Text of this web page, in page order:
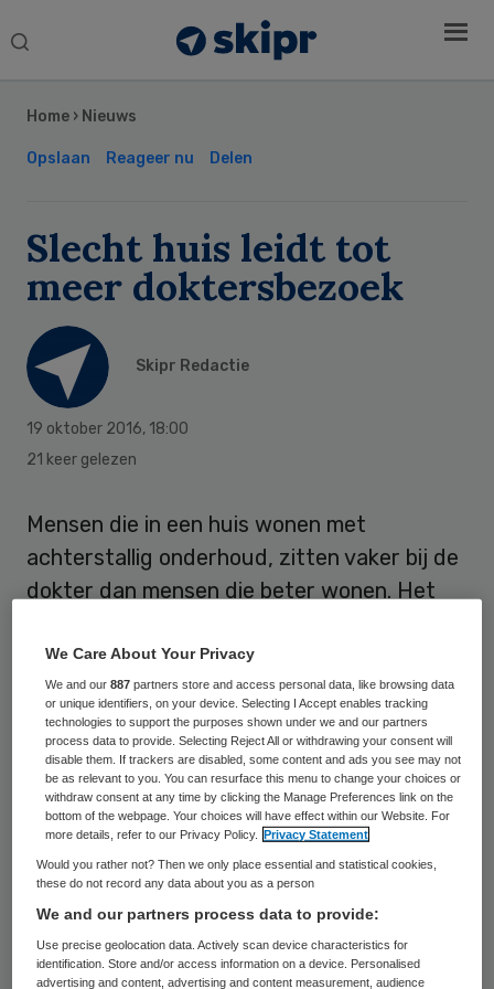
Search
Home › Nieuws
Opslaan Reageer nu Delen
Slecht huis leidt tot
meer doktersbezoek
Skipr Redactie
19 oktober 2016, 18:00
21 keer gelezen
Mensen die in een huis wonen met
achterstallig onderhoud, zitten vaker bij de
dokter dan mensen die beter wonen. Het
groep 10 tot 15 procent hoger.
Bij vrouwen en ouderen leidt een huis met
bijvoorbeeld vocht en schimmel tot een
aantal doktersbezoeken dat 25 procent
hoger ligt dan gemiddeld. Zij zitten vaker
thuis en ouderen zijn ook wat
kwetsbaarder. Dat zegt hoogleraar
vastgoedfinanciering Piet Eichholtz van de
Universiteit Maastricht. Met zijn collega’s
deed hij onderzoek op basis van Duitse
Sidebar
We Care About Your Privacy
We and our887 partners store and access personal data, like browsing data
or unique identifiers, on your device. Selecting I Accept enables tracking
technologies to support the purposes shown under we and our partners
process data to provide. Selecting Reject All or withdrawing your consent will
disable them. If trackers are disabled, some content and ads you see may not
be as relevant to you. You can resurface this menu to change your choices or
withdraw consent at any time by clicking the Manage Preferences link on the
bottom of the webpage. Your choices will have effect within our Website. For
more details, refer to our Privacy Policy.
Privacy Statement
Would you rather not? Then we only place essential and statistical cookies,
these do not record any data about you as a person
We and our partners process data to provide:
Use precise geolocation data. Actively scan device characteristics for
identification. Store and/or access information on a device. Personalised
advertising and content, advertising and content measurement, audience